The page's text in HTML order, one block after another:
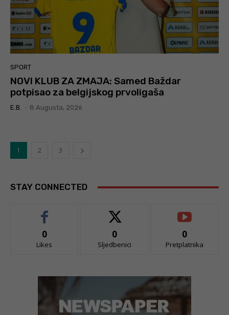
SPORT
NOVI KLUB ZA ZMAJA: Samed Baždar
potpisao za belgijskog prvoligaša
E.B. 8 Augusta, 2026
1 2 3
STAY CONNECTED
0
Likes
0
Sljedbenici
0
Pretplatnika